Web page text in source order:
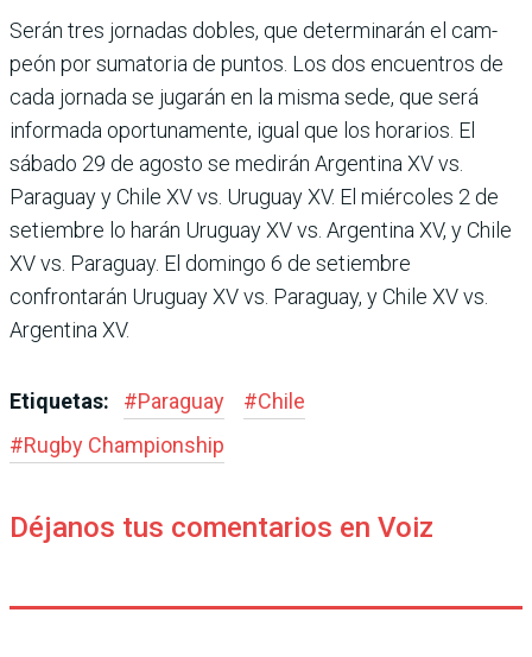
Serán tres jornadas dobles, que determinarán el cam­
peón por sumatoria de pun­tos. Los dos encuentros de
cada jornada se jugarán en la misma sede, que será
infor­mada oportunamente, igual que los horarios. El
sábado 29 de agosto se medirán Argen­tina XV vs.
Paraguay y Chile XV vs. Uruguay XV. El miér­coles 2 de
setiembre lo harán Uruguay XV vs. Argentina XV, y Chile
XV vs. Paraguay. El domingo 6 de setiembre
confrontarán Uruguay XV vs. Paraguay, y Chile XV vs.
Argentina XV.
Etiquetas: #Paraguay #Chile
#Rugby Champions­hip
Déjanos tus comentarios en Voiz